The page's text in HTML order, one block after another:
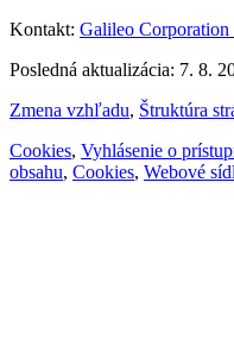
Kontakt: Galileo Corporation
Posledná aktualizácia: 7. 8.
Zmena vzhľadu, Štruktúra
Cookies, Vyhlásenie o
obsahu, Cookies, Webové